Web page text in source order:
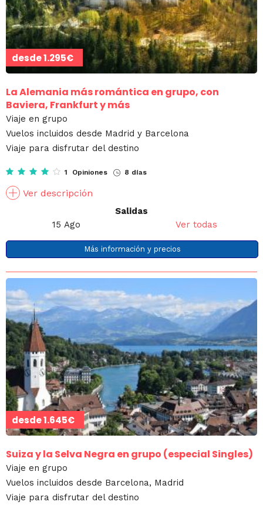
desde1.295€
La Alemania más romántica en grupo, con
Baviera, Frankfurt y más
Viaje en grupo
Vuelos incluidos desde Madrid y Barcelona
Viaje para disfrutar del destino
1 Opiniones 8 días
Ver descripción
Salidas
15 Ago
Ver todas
Más información y precios
desde1.645€
Suiza y la Selva Negra en grupo (especial Singles)
Viaje en grupo
Vuelos incluidos desde Barcelona, Madrid
Viaje para disfrutar del destino